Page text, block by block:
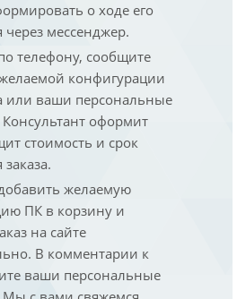
о ходе его
мессенджер.
телефону, сообщите
конфигурации
или ваши персональные
оформит
стоимость и срок
желаемую
ПК в корзину и
на сайте
В комментарии к
ваши персональные